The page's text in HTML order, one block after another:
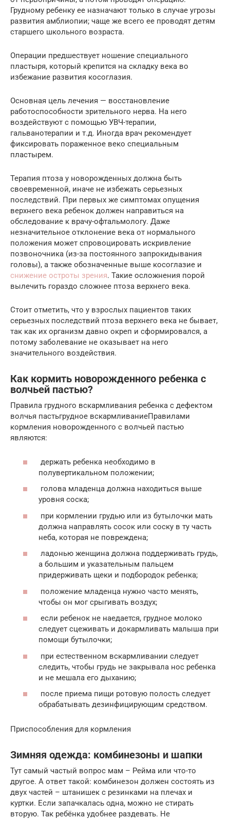
Грудному ребенку ее назначают только в случае угрозы
развития амблиопии; чаще же всего ее проводят детям
старшего школьного возраста.
Операции предшествует ношение специального
пластыря, который крепится на складку века во
избежание развития косоглазия.
Основная цель лечения — восстановление
работоспособности зрительного нерва. На него
воздействуют с помощью УВЧ-терапии,
гальванотерапии и т.д. Иногда врач рекомендует
фиксировать пораженное веко специальным
пластырем.
Терапия птоза у новорожденных должна быть
своевременной, иначе не избежать серьезных
последствий. При первых же симптомах опущения
верхнего века ребенок должен направиться на
обследование к врачу-офтальмологу. Даже
незначительное отклонение века от нормального
положения может спровоцировать искривление
позвоночника (из-за постоянного запрокидывания
головы), а также обозначенные выше косоглазие и
снижение остроты зрения. Такие осложнения порой
вылечить гораздо сложнее птоза верхнего века.
Стоит отметить, что у взрослых пациентов таких
серьезных последствий птоза верхнего века не бывает,
так как их организм давно окреп и сформировался, а
потому заболевание не оказывает на него
значительного воздействия.
Как кормить новорожденного ребенка с
волчьей пастью?
Правила грудного вскармливания ребенка с дефектом
волчья пастьгрудное вскармливаниеПравилами
кормления новорожденного с волчьей пастью
являются:
держать ребенка необходимо в
полувертикальном положении;
голова младенца должна находиться выше
уровня соска;
при кормлении грудью или из бутылочки мать
должна направлять сосок или соску в ту часть
неба, которая не повреждена;
ладонью женщина должна поддерживать грудь,
а большим и указательным пальцем
придерживать щеки и подбородок ребенка;
положение младенца нужно часто менять,
чтобы он мог срыгивать воздух;
если ребенок не наедается, грудное молоко
следует сцеживать и докармливать малыша при
помощи бутылочки;
при естественном вскармливании следует
следить, чтобы грудь не закрывала нос ребенка
и не мешала его дыханию;
после приема пищи ротовую полость следует
обрабатывать дезинфицирующим средством.
Приспособления для кормления
Зимняя одежда: комбинезоны и шапки
Тут самый частый вопрос мам – Рейма или что-то
другое. А ответ такой: комбинезон должен состоять из
двух частей – штанишек с резинками на плечах и
куртки. Если запачкалась одна, можно не стирать
вторую. Так ребёнка удобнее раздевать. Не